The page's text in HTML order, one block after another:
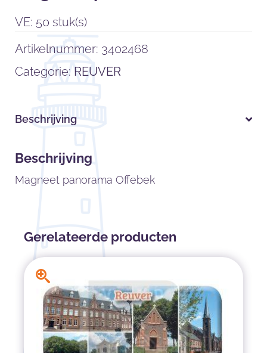
VE: 50 stuk(s)
Artikelnummer: 3402468
Categorie: REUVER
Beschrijving
Beschrijving
Magneet panorama Offebek
Gerelateerde producten